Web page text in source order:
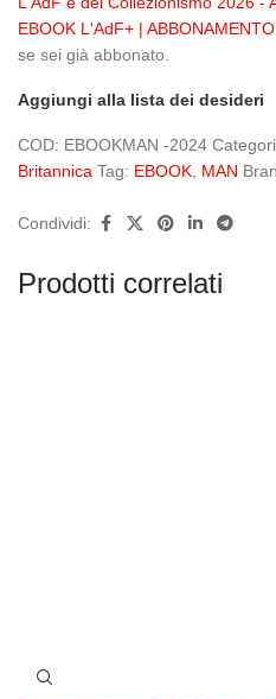
EBOOK L'AdF+ |
se sei già abbonato.
Aggiungi alla lista dei desideri
COD: EBOOKMAN -2024
Britannica Tag: EBOOK MAN
Condividi:
Prodotti correlati